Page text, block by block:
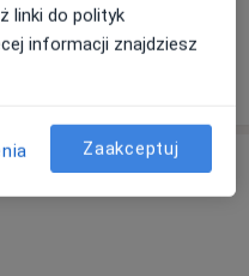
linki do polityk
informacji znajdziesz
Zaakceptuj